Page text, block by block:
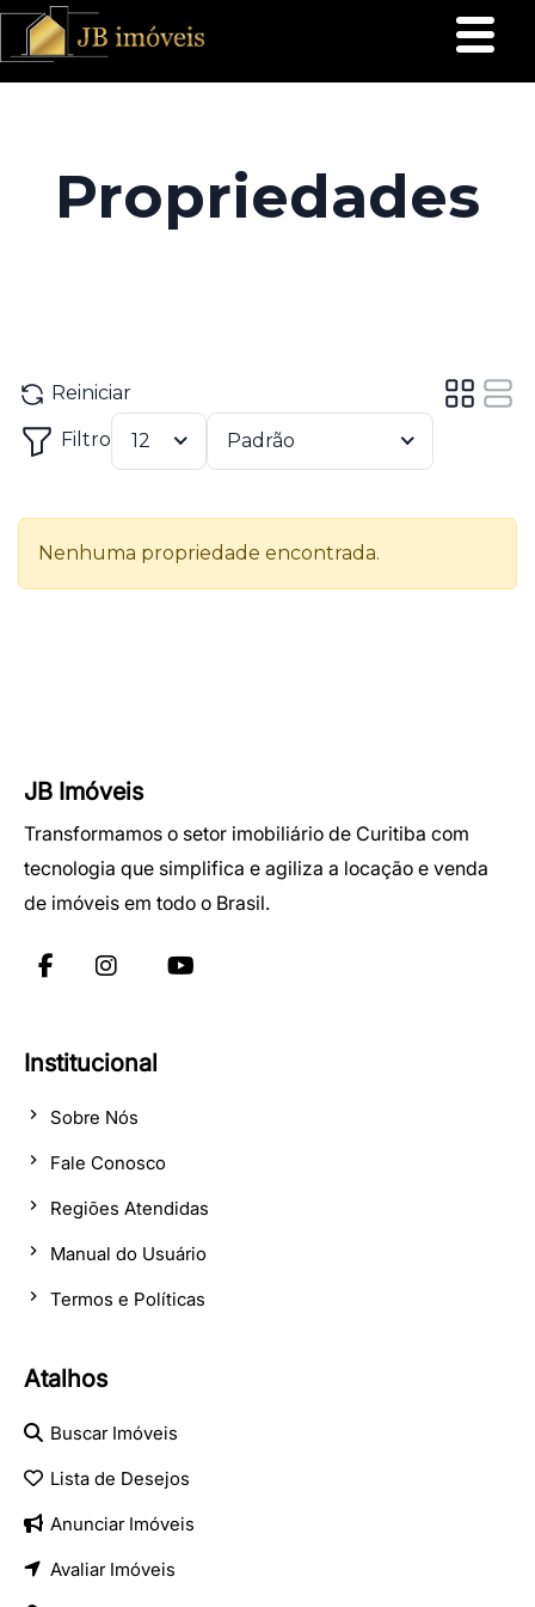
JB Imóveis
Transformamos o setor imobiliário de Curitiba com
tecnologia que simplifica e agiliza a locação e venda
de imóveis em todo o Brasil.
Institucional
Sobre Nós
Fale Conosco
Regiões Atendidas
Manual do Usuário
Termos e Políticas
Atalhos
Buscar Imóveis
Lista de Desejos
Anunciar Imóveis
Avaliar Imóveis